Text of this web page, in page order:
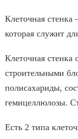
Клеточная стенка
которая служит
Клеточная стенка
строительными
полисахариды,
гемицеллюлозы.
Есть 2 типа